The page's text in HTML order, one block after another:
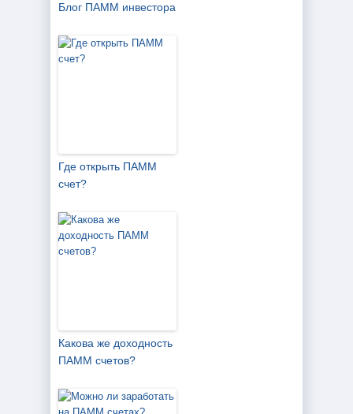
Блог ПАММ инвестора
Где открыть ПАММ
счет?
Какова же доходность
ПАММ счетов?